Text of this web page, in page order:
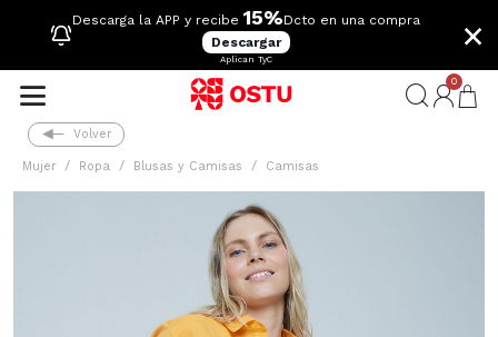
Descarga la APP y recibe 15%Dcto en una compra
Descargar
Aplican TyC
×
0
Volver
Mujer Ropa Blusas y Camisas Camisas